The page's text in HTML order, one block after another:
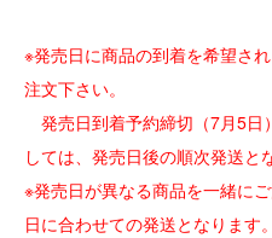
※発売日に商品の到着を希望さ
注文下さい。
発売日到着予約締切（7月5日
しては、発売日後の順次発送と
※発売日が異なる商品を一緒に
日に合わせての発送となります。